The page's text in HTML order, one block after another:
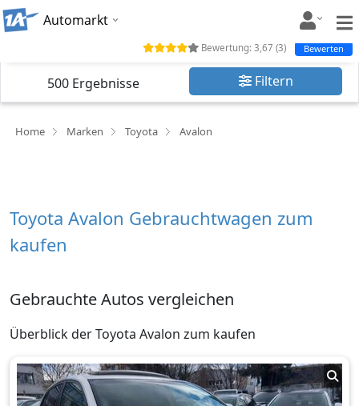
Automarkt
500 Ergebnisse Filtern
Home Marken Toyota Avalon
Bewertung: 3,67 (3) Bewerten
Toyota Avalon Gebrauchtwagen zum
kaufen
Gebrauchte Autos vergleichen
Überblick der Toyota Avalon zum kaufen